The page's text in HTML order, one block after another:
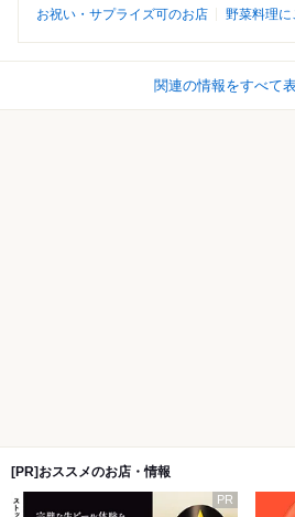
お祝い・サプライズ可のお店
野菜料理
関連の情報をすべて
[PR]おススメのお店・情報
PR